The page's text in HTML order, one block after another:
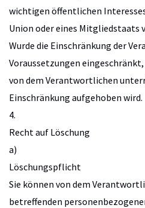
wichtigen öffentlichen
Union oder eines Mitgliedstaats
Wurde die Einschränkung der
Voraussetzungen eingeschränkt,
von dem Verantwortlichen
Einschränkung aufgehoben wird.
4.
Recht auf Löschung
a)
Löschungspflicht
Sie können von dem
betreffenden